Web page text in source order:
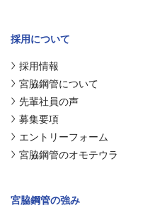
採用について
採用情報
宮脇鋼管について
先輩社員の声
募集要項
エントリーフォーム
宮脇鋼管のオモテウラ
宮脇鋼管の強み